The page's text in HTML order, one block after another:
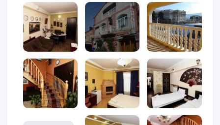
اقامت آرامش‌بخش بهره‌مند شوند و در عین حال، به‌راحتی به
جاذبه‌های گردشگری و خیابان‌های اصلی تفلیس دسترسی داشته
باشند.
اتاق‌های هتل ایساکا تفلیس طراحی ساده اما شیک دارند و فضای
آن برای اقامت‌های خانوادگی، کاری یا سفرهای دو نفره کاملاً مناسب
است. این هتل با قیمت اقتصادی، تمیزی قابل قبول، خدمات پایه و
برخورد خوب کارکنان، یکی از انتخاب‌های مناسب برای کسانی است
که می‌خواهند سفری راحت و مقرون‌به‌صرفه به تفلیس داشته
باشند.